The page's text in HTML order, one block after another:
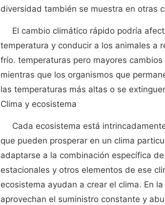
diversidad también se muestra en otras
El cambio climático rápido podría
temperatura y conducir a los animales a
frío. temperaturas pero mayores
mientras que los organismos que
las temperaturas más altas o se
Clima y ecosistema
Cada ecosistema está
que pueden prosperar en un clima
adaptarse a la combinación específica
estacionales y otros elementos de ese
ecosistema ayudan a crear el clima. En
aprovechan el suministro constante y